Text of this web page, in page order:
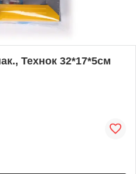
Технок 32*17*5см